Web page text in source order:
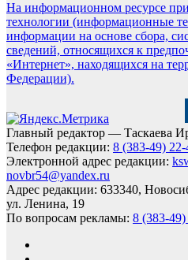
На информационном ресурсе
технологии (информационные
информации на основе сбора,
сведений, относящихся к
«Интернет», находящихся на
Федерации).
Главный редактор — Таскаева
Телефон редакции: 8 (383-49) 22-
Электронной адрес редакции:
novbr54@yandex.ru
Адрес редакции: 633340,
ул. Ленина, 19
По вопросам рекламы: 8 (383-49)